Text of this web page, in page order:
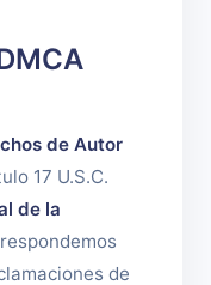
de Autor
17 U.S.C.
de la
de